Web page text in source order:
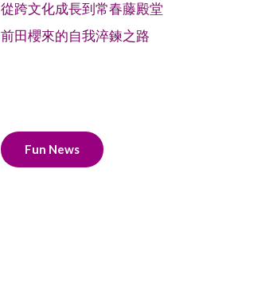
從跨文化成長到常春藤殿堂
前田櫻來的自我淬鍊之路
Fun News